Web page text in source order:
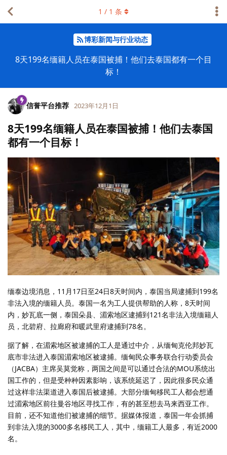
博彩新闻与行业动态
8天199名缅籍人员在泰国被捕！他们去泰国都有一个目
标！
1 / 1 条
信誉平台推荐 2023年12月1日
8天199名缅籍人员在泰国被捕！他们去泰国
都有一个目标！
缅泰边境消息，11月17日至24日8天时间内，泰国当局逮捕到199名
非法入境的缅籍人员。泰国一名为工人提供帮助的人称，8天时间
内，妙瓦底一侧，泰国朵县、湄索地区逮捕到121名非法入境缅籍人
员，北碧府、拉廊府和暖武里府逮捕到78名。
据了解，在湄索地区被逮捕的工人是通过中介，从缅甸克伦邦妙瓦
底市非法进入泰国湄索地区被逮捕。缅甸民众事务联合行动委员会
（JACBA）主席吴莫觉称，两国之间是可以通过合法的MOU系统出
国工作的，但是受种种因素影响，该系统延迟了，因此很多民众通
过这样非法渠道进入泰国后被逮捕。大部分缅甸移民工人都会想通
过湄索地区前往曼谷地区寻找工作，有的甚至想去马来西亚工作。
目前，还不知道他们被逮捕的细节。据媒体报道，泰国一年会抓捕
到非法入境的3000多名移民工人，其中，缅籍工人最多，有近2000
名。